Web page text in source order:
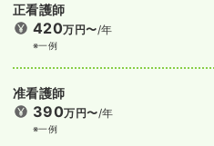
正看護師
420万円〜/年
※一例
准看護師
390万円〜/年
※一例